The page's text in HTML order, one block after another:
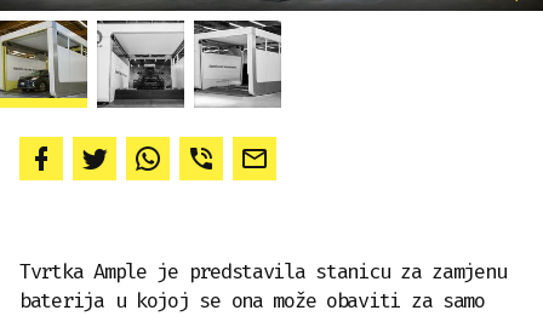
Tvrtka Ample je predstavila stanicu za zamjenu
baterija u kojoj se ona može obaviti za samo